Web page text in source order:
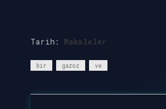
Tarih: Makaleler
bir gazoz ve